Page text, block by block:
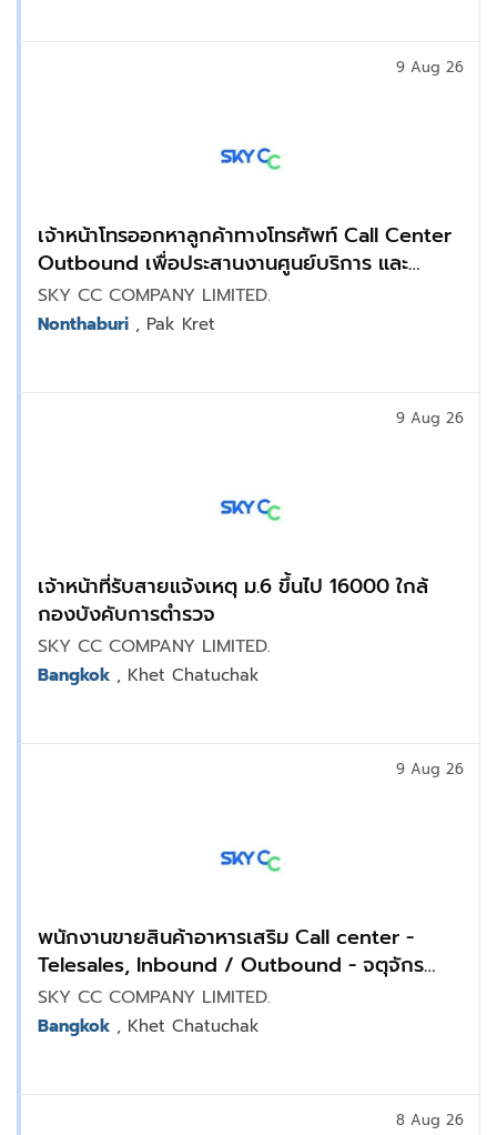
เจ้าหน้าโทรออกหาลูกค้าทางโทรศัพท์ Call Center
Outbound เพื่อประสานงานศูนย์บริการ และ
สอบถามความพึงพอใจจากผู้ใช้บริการ : แจ้งวัฒนะ
SKY CC COMPANY LIMITED.
9 Aug 26
Nonthaburi , Pak Kret
เจ้าหน้าที่รับสายแจ้งเหตุ ม.6 ขึ้นไป 16000 ใกล้
กองบังคับการตำรวจ
SKY CC COMPANY LIMITED.
9 Aug 26
Bangkok , Khet Chatuchak
พนักงานขายสินค้าอาหารเสริม Call center -
Telesales, Inbound / Outbound - จตุจักร
BTS.ห้าแยกลาดพร้าว
SKY CC COMPANY LIMITED.
9 Aug 26
Bangkok , Khet Chatuchak
8 Aug 26